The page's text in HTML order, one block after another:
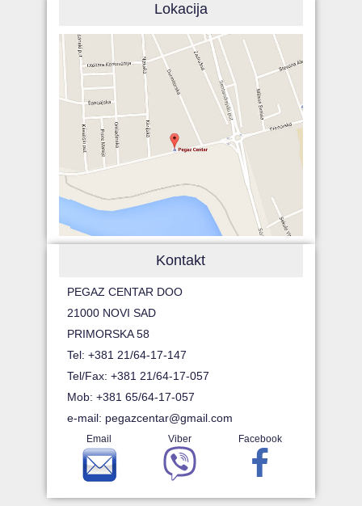
Lokacija
Kontakt
PEGAZ CENTAR DOO
21000 NOVI SAD
PRIMORSKA 58
Tel: +381 21/64-17-147
Tel/Fax: +381 21/64-17-057
Mob: +381 65/64-17-057
e-mail: pegazcentar@gmail.com
Email Viber Facebook